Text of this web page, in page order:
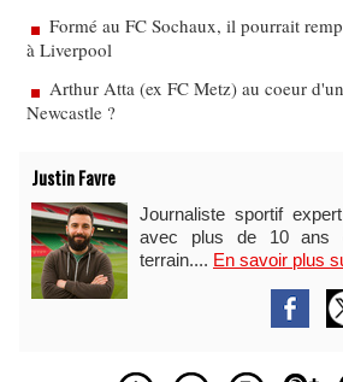
Formé au FC Sochaux, il pourrait
à Liverpool
Arthur Atta (ex FC Metz) au coeur
Newcastle ?
Justin Favre
Journaliste sportif
avec plus de 10 ans
terrain.... En savoir plus